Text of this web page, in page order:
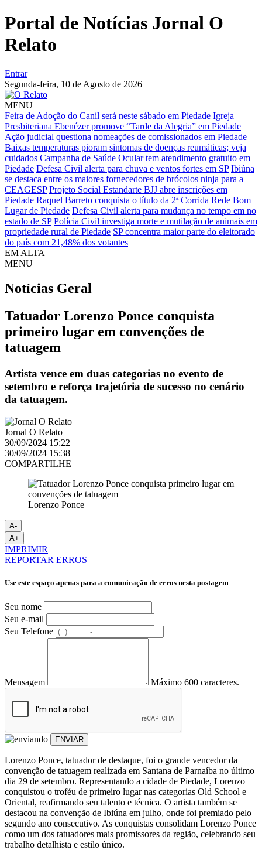
Portal de Notícias Jornal O
Relato
Entrar
Segunda-feira, 10 de Agosto de 2026
MENU
Feira de Adoção do Canil será neste sábado em Piedade Igreja
Presbiteriana Ebenézer promove “Tarde da Alegria” em Piedade
Ação judicial questiona nomeações de comissionados em Piedade
Baixas temperaturas pioram sintomas de doenças reumáticas; veja
cuidados Campanha de Saúde Ocular tem atendimento gratuito em
Piedade Defesa Civil alerta para chuva e ventos fortes em SP Ibiúna
se destaca entre os maiores fornecedores de brócolos ninja para a
CEAGESP Projeto Social Estandarte BJJ abre inscrições em
Piedade Raquel Barreto conquista o título da 2ª Corrida Rede Bom
Lugar de Piedade Defesa Civil alerta para mudança no tempo em no
estado de SP Polícia Civil investiga morte e mutilação de animais em
propriedade rural de Piedade SP concentra maior parte do eleitorado
do país com 21,48% dos votantes
EM ALTA
MENU
Notícias Geral
Tatuador Lorenzo Ponce conquista
primeiro lugar em convenções de
tatuagem
Artista vence em duas categorias no evento de
setembro e reforça trajetória de sucesso no cenário
da tatuagem.
Jornal O Relato
30/09/2024 15:22
30/09/2024 15:38
COMPARTILHE
Lorenzo Ponce
A-
A+
IMPRIMIR
REPORTAR ERROS
Use este espaço apenas para a comunicação de erros nesta postagem
Seu nome
Seu e-mail
Seu Telefone
Mensagem Máximo 600 caracteres.
ENVIAR
Lorenzo Ponce, tatuador de destaque, foi o grande vencedor da
convenção de tatuagem realizada em Santana de Parnaíba no último
dia 29 de setembro. Representando a cidade de Piedade, Lorenzo
conquistou o troféu de primeiro lugar nas categorias Old School e
Oriental, reafirmando seu talento e técnica. O artista também se
destacou na convenção de Ibiúna em julho, onde foi premiado pelo
segundo ano consecutivo. As conquistas consolidam Lorenzo Ponce
como um dos tatuadores mais promissores da região, celebrando seu
trabalho detalhista e estilo único.